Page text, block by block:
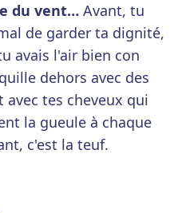
du vent… Avant, tu
de garder ta dignité,
avais l'air bien con
dehors avec des
tes cheveux qui
la gueule à chaque
c'est la teuf.